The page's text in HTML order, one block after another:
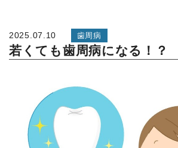
2025.07.10 歯周病
若くても歯周病になる！？